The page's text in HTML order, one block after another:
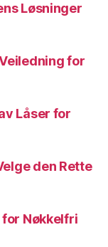
Løsninger
for
Låser for
den Rette
for Nøkkelfri